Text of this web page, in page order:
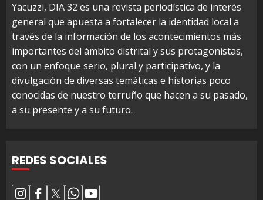
Yacuzzi, DIA 32 es una revista periodística de interés
general que apuesta a fortalecer la identidad local a
través de la información de los acontecimientos más
importantes del ámbito distrital y sus protagonistas,
con un enfoque serio, plural y participativo, y la
divulgación de diversas temáticas e historias poco
conocidas de nuestro terruño que hacen a su pasado,
a su presente y a su futuro.
REDES SOCIALES